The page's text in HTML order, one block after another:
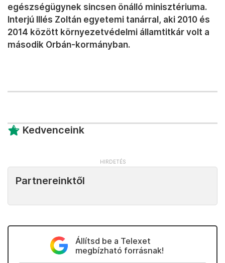
egészségügynek sincsen önálló minisztériuma.
Interjú Illés Zoltán egyetemi tanárral, aki 2010 és
2014 között környezetvédelmi államtitkár volt a
második Orbán-kormányban.
Kedvenceink
Partnereinktől
Állítsd be a Telexet
megbízható forrásnak!